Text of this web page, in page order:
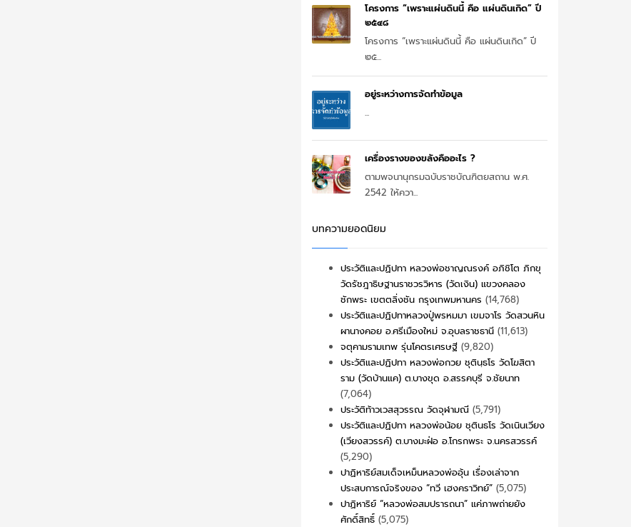
โครงการ “เพราะแผ่นดินนี้ คือ แผ่นดินเกิด” ปี
๒๕๔๘
โครงการ “เพราะแผ่นดินนี้ คือ แผ่นดินเกิด” ปี
๒๕...
อยู่ระหว่างการจัดทำข้อมูล
...
เครื่องรางของขลังคืออะไร ?
ตามพจนานุกรมฉบับราชบัณฑิตยสถาน พ.ศ.
2542 ให้ควา...
บทความยอดนิยม
ประวัติและปฏิปทา หลวงพ่อชาญณรงค์ อภิชิโต ภิกขุ
วัดรัชฎาธิษฐานราชวรวิหาร (วัดเงิน) แขวงคลอง
ชักพระ เขตตลิ่งชัน กรุงเทพมหานคร (14,768)
ประวัติและปฏิปทาหลวงปู่พรหมมา เขมจาโร วัดสวนหิน
ผานางคอย อ.ศรีเมืองใหม่ จ.อุบลราชธานี (11,613)
จตุคามรามเทพ รุ่นโคตรเศรษฐี (9,820)
ประวัติและปฏิปทา หลวงพ่อกวย ชุตินฺธโร วัดโฆสิตา
ราม (วัดบ้านแค) ต.บางขุด อ.สรรคบุรี จ.ชัยนาท
(7,064)
ประวัติท้าวเวสสุวรรณ วัดจุฬามณี (5,791)
ประวัติและปฏิปทา หลวงพ่อน้อย ชุตินธโร วัดเนินเวียง
(เวียงสวรรค์) ต.บางมะฝ่อ อ.โกรกพระ จ.นครสวรรค์
(5,290)
ปาฏิหาริย์สมเด็จเหม็นหลวงพ่ออุ้น เรื่องเล่าจาก
ประสบการณ์จริงของ “ทวี เฮงคราวิทย์” (5,075)
ปาฏิหาริย์ “หลวงพ่อสมปรารถนา” แค่ภาพถ่ายยัง
ศักดิ์สิทธิ์ (5,075)